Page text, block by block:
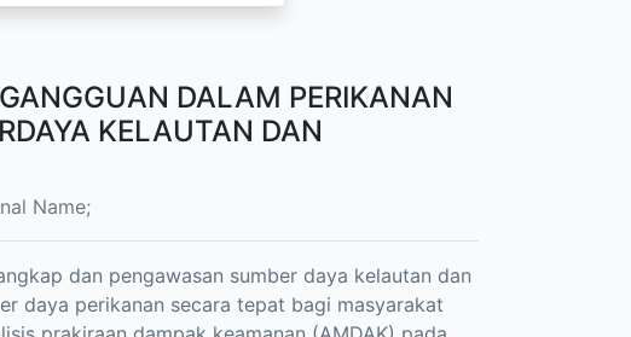
DALAM PERIKANAN
KELAUTAN DAN
Name;
dan pengawasan sumber daya kelautan dan
daya perikanan secara tepat bagi masyarakat